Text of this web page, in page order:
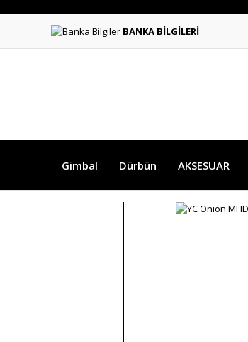
BANKA BİLGİLERİ
Gimbal Dürbün AKSESUAR